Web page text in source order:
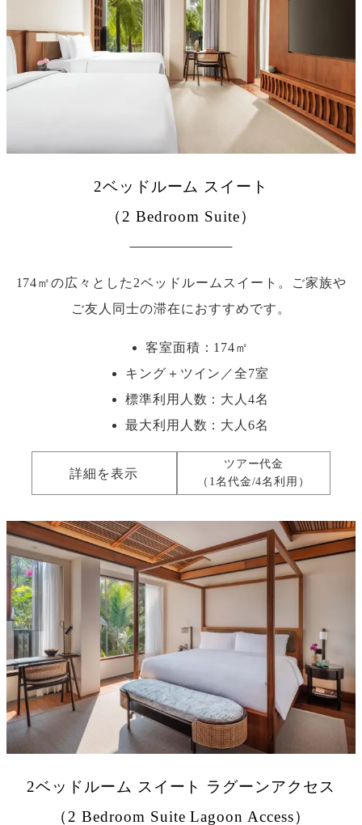
2ベッドルーム スイート
（2 Bedroom Suite）
174㎡の広々とした2ベッドルームスイート。ご家族や
ご友人同士の滞在におすすめです。
客室面積：174㎡
キング＋ツイン／全7室
標準利用人数： 大人4名
最大利用人数： 大人6名
詳細を表示
ツアー代金
（1名代金/4名利用）
2ベッドルーム スイート ラグーンアクセス
（2 Bedroom Suite Lagoon Access）